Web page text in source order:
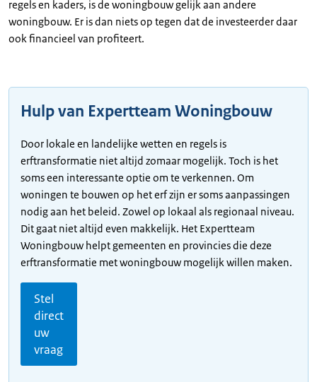
regels en kaders, is de woningbouw gelijk aan andere
woningbouw. Er is dan niets op tegen dat de investeerder daar
ook financieel van profiteert.
Hulp van Expertteam Woningbouw
Door lokale en landelijke wetten en regels is
erftransformatie niet altijd zomaar mogelijk. Toch is het
soms een interessante optie om te verkennen. Om
woningen te bouwen op het erf zijn er soms aanpassingen
nodig aan het beleid. Zowel op lokaal als regionaal niveau.
Dit gaat niet altijd even makkelijk. Het Expertteam
Woningbouw helpt gemeenten en provincies die deze
erftransformatie met woningbouw mogelijk willen maken.
Stel
direct
uw
vraag